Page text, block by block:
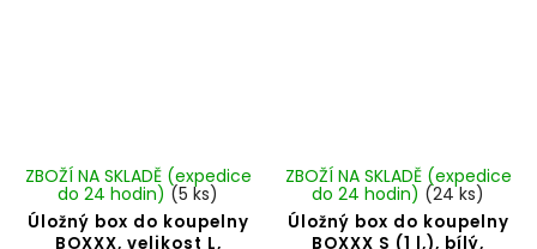
Úložný box do koupelny
BOXXX, velikost L,
ZBOŽÍ NA SKLADĚ (expedice
do 24 hodin) (5 ks)
Úložný box do koupelny
BOXXX S (1 l,), bílý,
ZBOŽÍ NA SKLADĚ (expedice
do 24 hodin) (24 ks)